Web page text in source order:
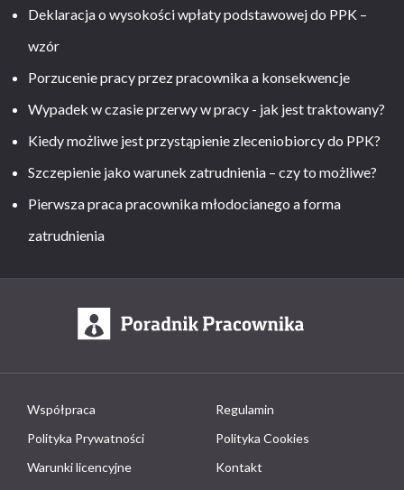
Deklaracja o wysokości wpłaty podstawowej do PPK –
wzór
Porzucenie pracy przez pracownika a konsekwencje
Wypadek w czasie przerwy w pracy - jak jest traktowany?
Kiedy możliwe jest przystąpienie zleceniobiorcy do PPK?
Szczepienie jako warunek zatrudnienia – czy to możliwe?
Pierwsza praca pracownika młodocianego a forma
zatrudnienia
Współpraca
Regulamin
Polityka Prywatności
Polityka Cookies
Warunki licencyjne
Kontakt